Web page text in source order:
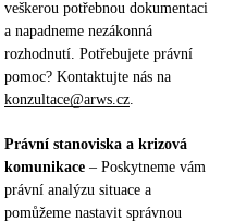
veškerou potřebnou dokumentaci
a napadneme nezákonná
rozhodnutí. Potřebujete právní
pomoc? Kontaktujte nás na
konzultace@arws.cz
Právní stanoviska a krizová
komunikace – Poskytneme vám
právní analýzu situace a
pomůžeme nastavit správnou